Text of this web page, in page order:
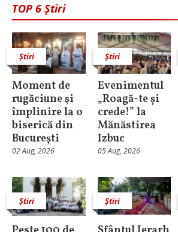
TOP 6 Știri
Știri
Moment de
rugăciune şi
împlinire la o
biserică din
Bucureşti
02 Aug, 2026
Știri
Evenimentul
„Roagă-te și
crede!” la
Mănăstirea
Izbuc
05 Aug, 2026
Știri Știri